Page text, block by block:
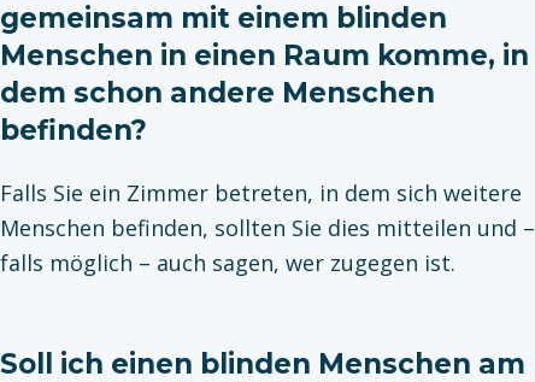
gemeinsam mit einem blinden
Menschen in einen Raum komme, in
dem schon andere Menschen
befinden?
Falls Sie ein Zimmer betreten, in dem sich weitere
Menschen befinden, sollten Sie dies mitteilen und –
falls möglich – auch sagen, wer zugegen ist.
Soll ich einen blinden Menschen am